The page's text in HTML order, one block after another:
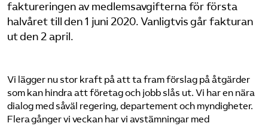
faktureringen av medlemsavgifterna för första
halvåret till den 1 juni 2020. Vanligtvis går fakturan
ut den 2 april.
Vi lägger nu stor kraft på att ta fram förslag på åtgärder
som kan hindra att företag och jobb slås ut. Vi har en nära
dialog med såväl regering, departement och myndigheter.
Flera gånger vi veckan har vi avstämningar med